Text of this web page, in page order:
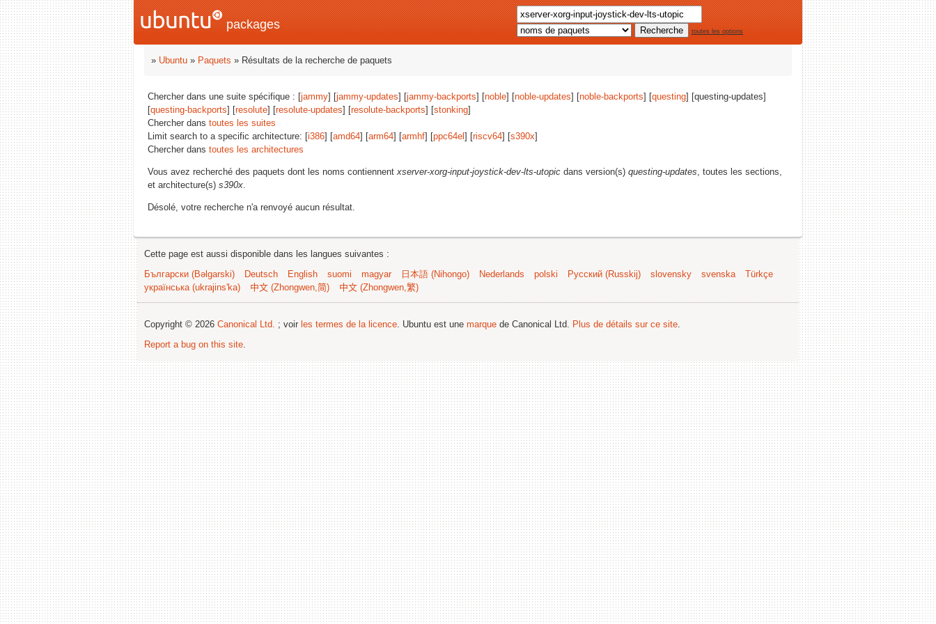
packages toutes les options
» Ubuntu » Paquets » Résultats de la recherche de paquets
Chercher dans une suite spécifique : [jammy] [jammy-updates] [jammy-backports] [noble] [noble-updates] [noble-backports] [questing] [questing-updates]
[questing-backports] [resolute] [resolute-updates] [resolute-backports] [stonking]
Chercher dans toutes les suites
Limit search to a specific architecture: [i386] [amd64] [arm64] [armhf] [ppc64el ] [riscv64] [s390x]
Chercher dans toutes les architectures
Vous avez recherché des paquets dont les noms contiennentxserver-xorg-input-joystick-dev-lts-utopic dans version(s) questing-updates, toutes les sections,
et architecture(s) s390x.
Désolé, votre recherche n'a renvoyé aucun résultat.
Cette page est aussi disponible dans les langues suivantes :
Български (Bəlgarski)
Deutsch English suomi magyar 日本語 (Nihongo) Nederlands polski Русский (Russkij) slovensky svenska
Türkçe
українська (ukrajins'ka)
中文 (Zhongwen,简) 中文 (Zhongwen,繁)
Copyright © 2026 Canonical Ltd. ; voir les termes de la licence. Ubuntu est une marque de Canonical Ltd. Plus de détails sur ce site.
Report a bug on this site.